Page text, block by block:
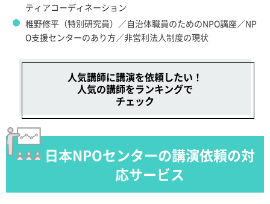
ティアコーディネーション
椎野修平（特別研究員）／自治体職員のためのNPO講座／NP
O支援センターのあり方／非営利法人制度の現状
人気講師に講演を依頼したい！
人気の講師をランキングで
チェック
日本NPOセンターの講演依頼の対
応サービス